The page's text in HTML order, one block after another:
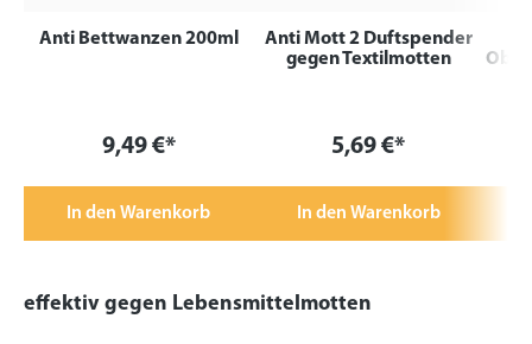
Anti Bettwanzen 200ml
9,49 €*
In den Warenkorb
Anti Mott 2 Duftspender
gegen Textilmotten
5,69 €*
In den Warenkorb
effektiv gegen Lebensmittelmotten